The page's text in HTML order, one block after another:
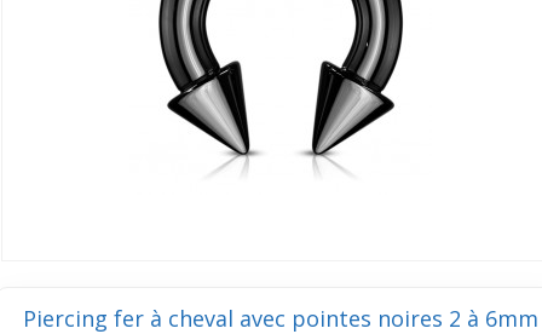
Piercing fer à cheval avec pointes noires 2 à 6mm